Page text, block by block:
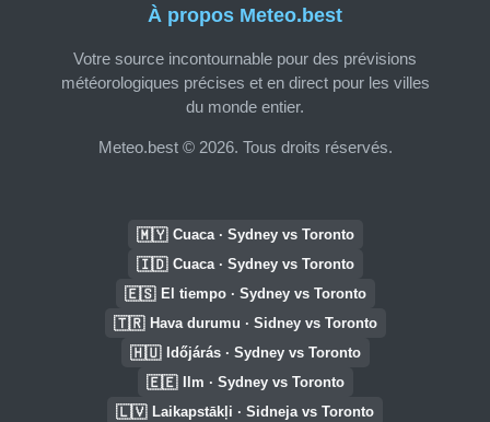
À propos Meteo.best
Votre source incontournable pour des prévisions
météorologiques précises et en direct pour les villes
du monde entier.
Meteo.best © 2026. Tous droits réservés.
🇲🇾 Cuaca · Sydney vs Toronto
🇮🇩 Cuaca · Sydney vs Toronto
🇪🇸 El tiempo · Sydney vs Toronto
🇹🇷 Hava durumu · Sidney vs Toronto
🇭🇺 Időjárás · Sydney vs Toronto
🇪🇪 Ilm · Sydney vs Toronto
🇱🇻 Laikapstākļi · Sidneja vs Toronto